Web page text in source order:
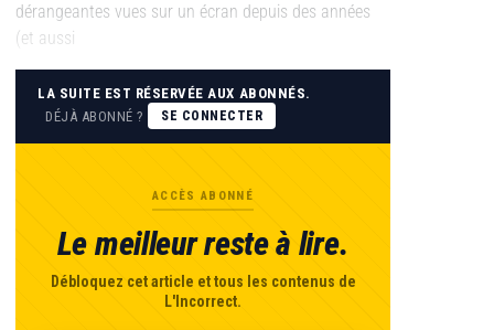
dérangeantes vues sur un écran depuis des années
(et aussi
LA SUITE EST RÉSERVÉE AUX ABONNÉS.
DÉJÀ ABONNÉ ?
SE CONNECTER
ACCÈS ABONNÉ
Le meilleur reste à lire.
Débloquez cet article et tous les contenus de
L'Incorrect.